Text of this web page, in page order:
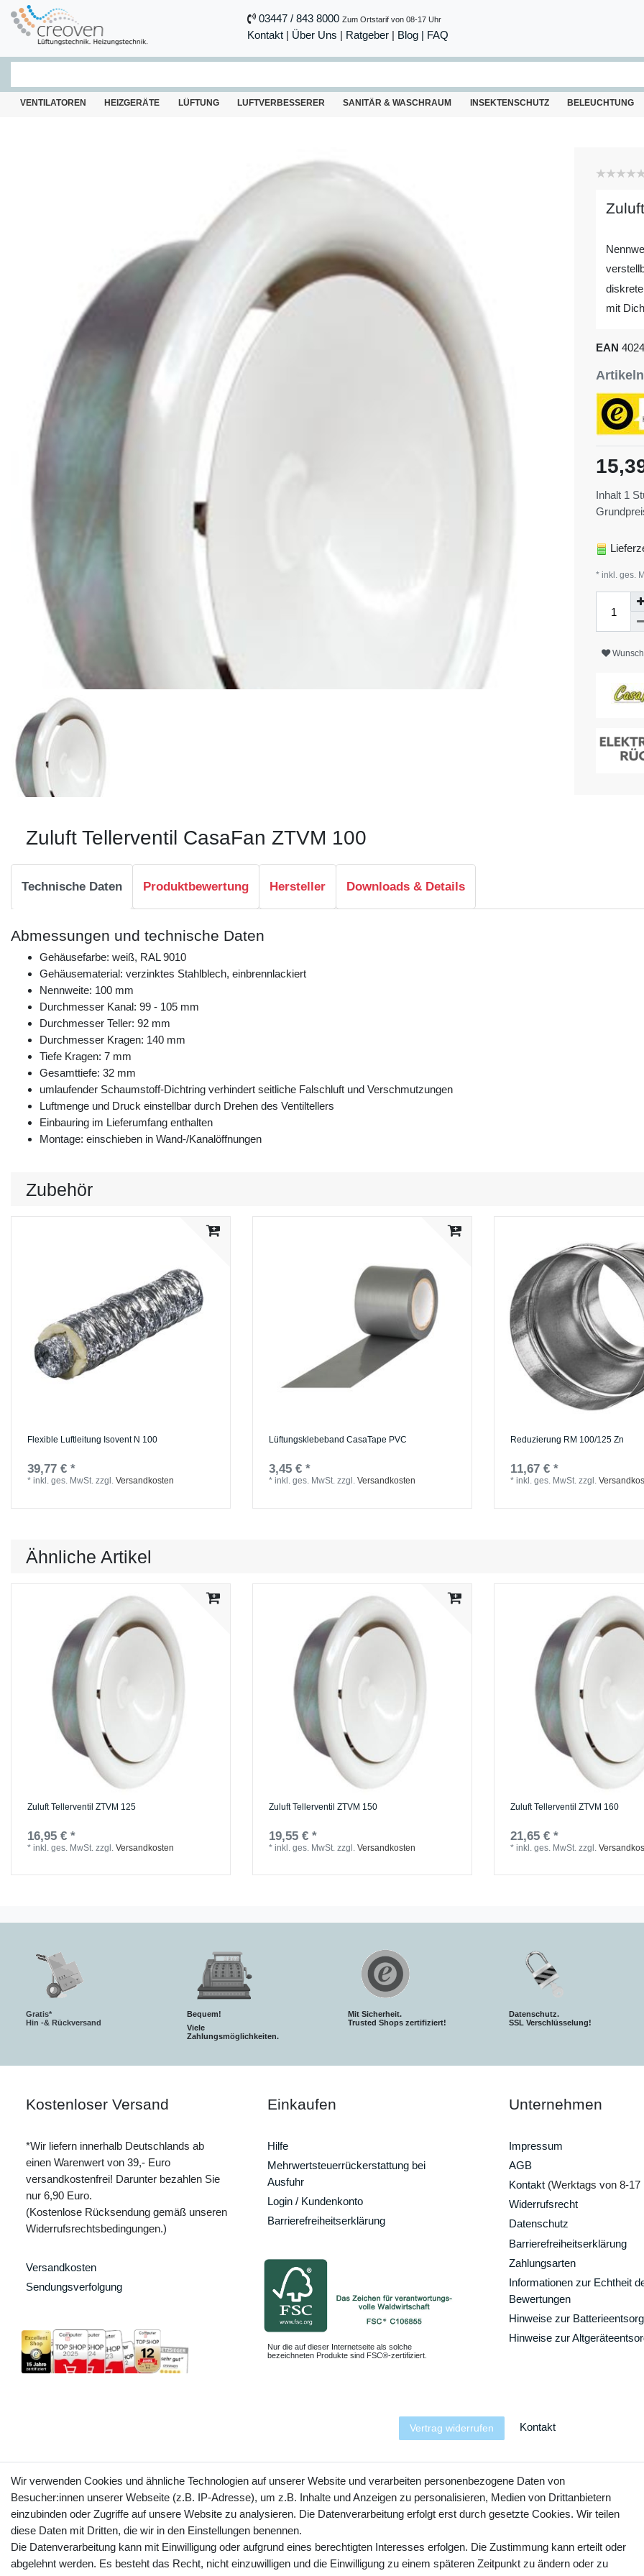
03447 / 843 8000 Zum Ortstarif von 08-17 Uhr
Kontakt| Über Uns | Ratgeber| Blog | FAQ
VENTILATOREN HEIZGERÄTE LÜFTUNG LUFTVERBESSERER SANITÄR & WASCHRAUM INSEKTENSCHUTZ BELEUCHTUNG
mit
EAN
Inhalt 1
* inkl. ges.
Zuluft Tellerventil CasaFan ZTVM 100
Technische Daten Produktbewertung Hersteller Downloads & Details
Abmessungen und technische Daten
Gehäusefarbe: weiß, RAL 9010
Gehäusematerial: verzinktes Stahlblech, einbrennlackiert
Nennweite: 100 mm
Durchmesser Kanal: 99 - 105 mm
Durchmesser Teller: 92 mm
Durchmesser Kragen: 140 mm
Tiefe Kragen: 7 mm
Gesamttiefe: 32 mm
umlaufender Schaumstoff-Dichtring verhindert seitliche Falschluft und Verschmutzungen
Luftmenge und Druck einstellbar durch Drehen des Ventiltellers
Einbauring im Lieferumfang enthalten
Montage: einschieben in Wand-/Kanalöffnungen
Zubehör
Flexible Luftleitung Isovent N 100
39,77 € *
*inkl. ges. MwSt. zzgl.Versandkosten
Lüftungsklebeband CasaTape PVC
3,45 € *
*inkl. ges. MwSt. zzgl.Versandkosten
Reduzierung RM 100/125 Zn
11,67 € *
*inkl. ges. MwSt. zzgl.
Ähnliche Artikel
Zuluft Tellerventil ZTVM 125
16,95 € *
*inkl. ges. MwSt. zzgl.Versandkosten
Zuluft Tellerventil ZTVM 150
19,55 € *
*inkl. ges. MwSt. zzgl.Versandkosten
Zuluft Tellerventil ZTVM 160
21,65 € *
*inkl. ges. MwSt. zzgl.
Gratis*
Hin -& Rückversand
Bequem!
Viele
Zahlungsmöglichkeiten.
Mit Sicherheit.
Trusted Shops zertifiziert!
Datenschutz.
SSL Verschlüsselung!
Kostenloser Versand
*Wir liefern innerhalb Deutschlands ab
einen Warenwert von 39,- Euro
versandkostenfrei! Darunter bezahlen Sie
nur 6,90 Euro.
(Kostenlose Rücksendung gemäß unseren
Widerrufsrechtsbedingungen.)
Versandkosten
Sendungsverfolgung
Einkaufen
Hilfe
Mehrwertsteuerrückerstattung bei
Ausfuhr
Login / Kundenkonto
Barrierefreiheitserklärung
Nur die auf dieser Internetseite als solche
bezeichneten Produkte sind FSC®-zertifiziert.
Unternehmen
Impressum
AGB
Kontakt (Werktags von 8-17
Widerrufsrecht
Datenschutz
Barrierefreiheitserklärung
Zahlungsarten
Informationen zur Echtheit
Bewertungen
Hinweise zur
Hinweise zur
Vertrag widerrufen Kontakt
Wir verwenden Cookies und ähnliche Technologien auf unserer Website und verarbeiten personenbezogene Daten von
Besucher:innen unserer Webseite (z.B. IP-Adresse), um z.B. Inhalte und Anzeigen zu personalisieren, Medien von Drittanbietern
einzubinden oder Zugriffe auf unsere Website zu analysieren. Die Datenverarbeitung erfolgt erst durch gesetzte Cookies. Wir teilen
diese Daten mit Dritten, die wir in den Einstellungen benennen.
Die Datenverarbeitung kann mit Einwilligung oder aufgrund eines berechtigten Interesses erfolgen. Die Zustimmung kann erteilt oder
abgelehnt werden. Es besteht das Recht, nicht einzuwilligen und die Einwilligung zu einem späteren Zeitpunkt zu ändern oder zu